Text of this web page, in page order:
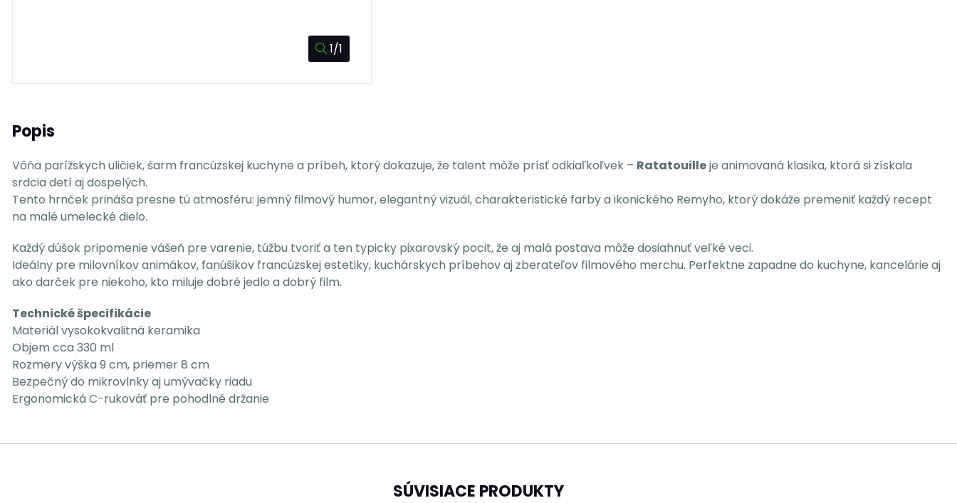
1/1
Popis
Vôňa parížskych uličiek, šarm francúzskej kuchyne a príbeh, ktorý dokazuje, že talent môže prísť odkiaľkoľvek – Ratatouilleje animovaná klasika, ktorá si získala
srdcia detí aj dospelých.
Tento hrnček prináša presne tú atmosféru: jemný filmový humor, elegantný vizuál, charakteristické farby a ikonického Remyho, ktorý dokáže premeniť každý recept
na malé umelecké dielo.
Každý dúšok pripomenie vášeň pre varenie, túžbu tvoriť a ten typicky pixarovský pocit, že aj malá postava môže dosiahnuť veľké veci.
Ideálny pre milovníkov animákov, fanúšikov francúzskej estetiky, kuchárskych príbehov aj zberateľov filmového merchu. Perfektne zapadne do kuchyne, kancelárie aj
ako darček pre niekoho, kto miluje dobré jedlo a dobrý film.
Technické špecifikácie
Materiál vysokokvalitná keramika
Objem cca 330 ml
Rozmery výška 9 cm, priemer 8 cm
Bezpečný do mikrovlnky aj umývačky riadu
Ergonomická C-rukoväť pre pohodlné držanie
SÚVISIACE PRODUKTY